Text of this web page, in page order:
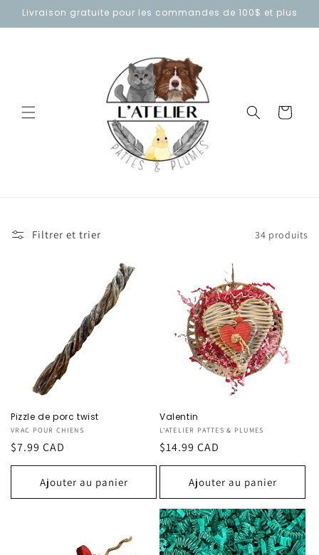
passer
au
Livraison gratuite pour les commandes de 100$ et plus
Panier
Filtrer et trier 34 produits
Pizzle de porc twist
Fournisseur :
VRAC POUR CHIENS
Prix
habituel
$7.99 CAD
Ajouter au panier
Valentin
Fournisseur :
L'ATELIER PATTES & PLUMES
Prix
habituel
$14.99 CAD
Ajouter au panier